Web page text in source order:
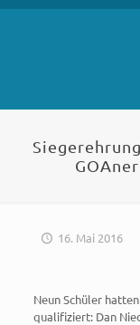
16. Mai 2016
Neun Schüler
qualifiziert: Dan